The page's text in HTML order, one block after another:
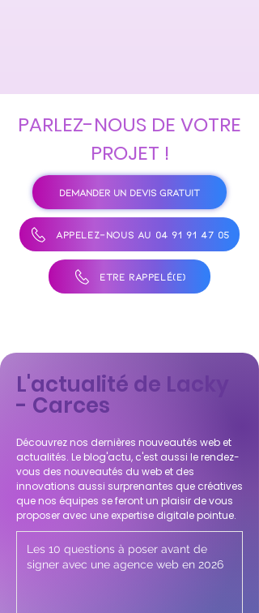
PARLEZ-NOUS DE VOTRE
PROJET !
DEMANDER UN DEVIS GRATUIT
APPELEZ-NOUS AU 04 91 91 47 05
ÊTRE RAPPELÉ(E)
L'actualité de Lacky
- Carces
Découvrez nos dernières nouveautés web et
actualités. Le blog'actu, c'est aussi le rendez-
vous des nouveautés du web et des
innovations aussi surprenantes que créatives
que nos équipes se feront un plaisir de vous
proposer avec une expertise digitale pointue.
Les 10 questions à poser avant de
signer avec une agence web en 2026